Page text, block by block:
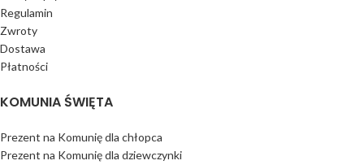
Regulamin
Zwroty
Dostawa
Płatności
KOMUNIA ŚWIĘTA
Prezent na Komunię dla chłopca
Prezent na Komunię dla dziewczynki